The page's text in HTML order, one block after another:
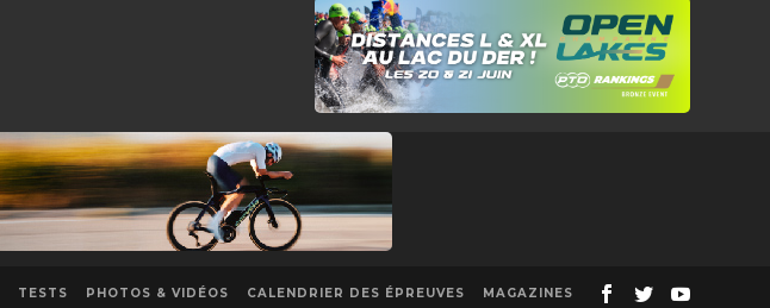
TESTS PHOTOS & VIDÉOS CALENDRIER DES ÉPREUVES MAGAZINES